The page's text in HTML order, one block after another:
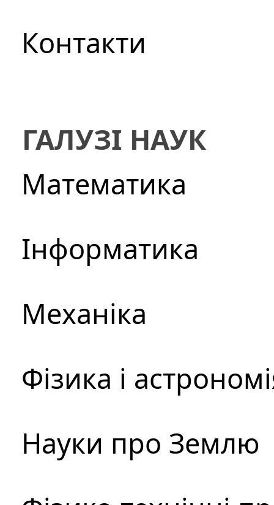
Контакти
ГАЛУЗІ НАУК
Математика
Інформатика
Механіка
Фізика і
Науки про Землю